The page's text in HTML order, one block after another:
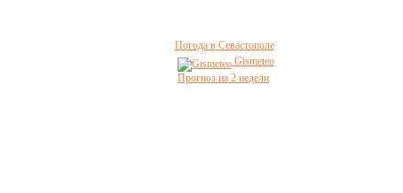
Погода в Севастополе
Gismeteo
Прогноз на 2 недели